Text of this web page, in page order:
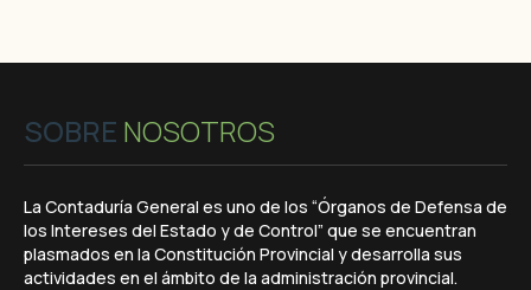
SOBRE NOSOTROS
La Contaduría General es uno de los “Órganos de Defensa de
los Intereses del Estado y de Control” que se encuentran
plasmados en la Constitución Provincial y desarrolla sus
actividades en el ámbito de la administración provincial.